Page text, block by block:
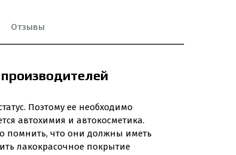
Отзывы
Поэтому ее необходимо
автохимия и автокосметика.
помнить, что они должны иметь
лакокрасочное покрытие